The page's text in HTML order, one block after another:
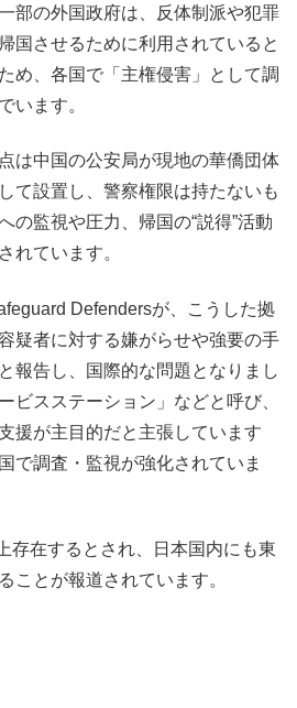
部の外国政府は、反体制派や犯罪
国させるために利用されていると
め、各国で「主権侵害」として調
います。
は中国の公安局が現地の華僑団体
て設置し、警察権限は持たないも
の監視や圧力、帰国の“説得”活動
れています。
Defendersが、こうした拠
疑者に対する嫌がらせや強要の手
報告し、国際的な問題となりまし
ビスステーション」などと呼び、
援が主目的だと主張しています
で調査・監視が強化されていま
存在するとされ、日本国内にも東
ことが報道されています。